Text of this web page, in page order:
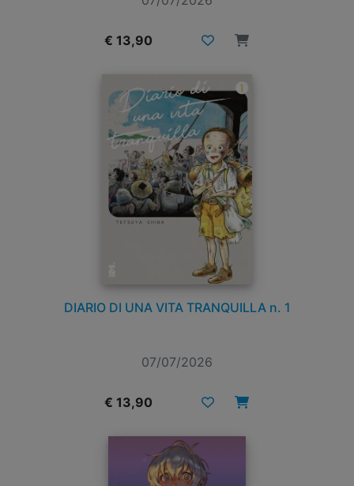
€ 13,90
DIARIO DI UNA VITA TRANQUILLA n. 1
07/07/2026
€ 13,90